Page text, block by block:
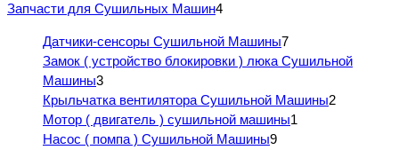
Запчасти для Сушильных Машин4
Датчики-сенсоры Сушильной Машины7
Замок ( устройство блокировки ) люка Сушильной
Машины3
Крыльчатка вентилятора Сушильной Машины2
Мотор ( двигатель ) сушильной машины1
Насос ( помпа ) Сушильной Машины9